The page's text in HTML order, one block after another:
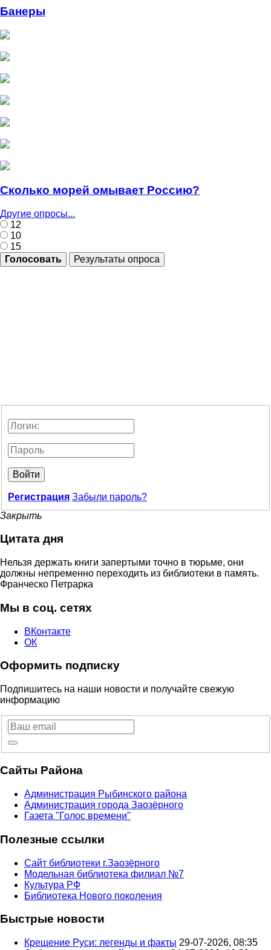
Банеры
Сколько морей омывает Россию?
Другие опросы...
12
10
15
Голосовать
Результаты опроса
Войти
Регистрация Забыли пароль?
Закрыть
Цитата дня
Нельзя держать книги запертыми точно в тюрьме, они
должны непременно переходить из библиотеки в память.
Франческо Петрарка
Мы в соц. сетях
ВКонтакте
ОК
Оформить подписку
Подпишитесь на наши новости и получайте свежую
информацию
Сайты Района
Администрация Рыбинского района
Администрация города Заозёрного
Газета "Голос времени"
Полезные ссылки
Сайт библиотеки г.Заозёрного
Модельная библиотека филиал №7
Культура РФ
Библиотека Нового поколения
Быстрые новости
Крещение Руси: легенды и факты 29-07-2026, 08:35